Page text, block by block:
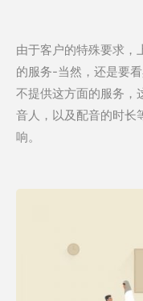
由于客户的特殊要求，
的服务-当然，还是要
不提供这方面的服务，
音人，以及配音的时长
响。